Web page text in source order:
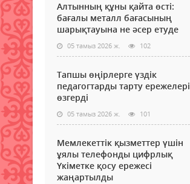
Алтынның құны қайта өсті:
бағалы металл бағасының
шарықтауына не әсер етуде
05 тамыз 2026 ж. 102
Тапшы өңірлерге үздік
педагогтарды тарту ережелері
өзгерді
05 тамыз 2026 ж. 101
Мемлекеттік қызметтер үшін
ұялы телефонды цифрлық
Үкіметке қосу ережесі
жаңартылды